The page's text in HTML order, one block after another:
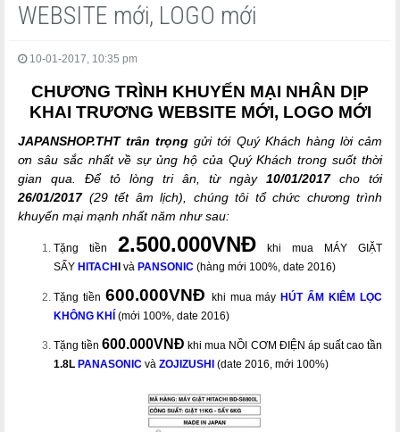
WEBSITE mới, LOGO mới
10-01-2017, 10:35 pm
CHƯƠNG TRÌNH KHUYẾN MẠI NHÂN DỊP
KHAI TRƯƠNG WEBSITE MỚI, LOGO MỚI
JAPANSHOP.THT trân trọnggửi tới Quý Khách hàng lời cảm
ơn sâu sắc nhất về sự ủng hộ của Quý Khách trong suốt thời
gian qua. Để tỏ lòng tri ân, từ ngày 10/01/2017cho tới
26/01/2017(29 tết âm lịch), chúng tôi tổ chức chương trình
khuyến mại mạnh nhất năm như sau:
Tặng tiền 2.500.000VNĐ
khi mua MÁY GIẶT
SẤY HITACH và PANSONIC (hàng mới 100%, date 2016)
Tặng tiền 600.000VNĐ khi mua máy HÚT ẨM KIÊM LỌC
KHÔNG KHÍ (mới 100%, date 2016)
Tặng tiền600.000VNĐ khi mua NỒI CƠM ĐIỆN áp suất cao tần
1.8L PANASONIC và ZOJIZUSHI (date 2016, mới 100%)